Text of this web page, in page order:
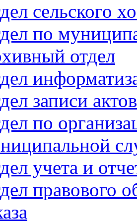
сельского
по
отдел
записи
по
учета и
правового